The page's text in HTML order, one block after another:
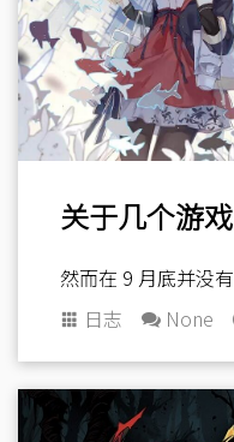
关于几个游
然而在 9 月底并没
日志
None